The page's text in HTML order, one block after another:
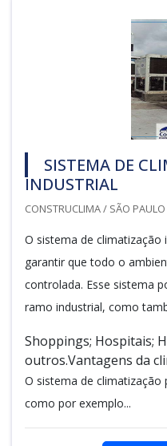
SISTEMA DE
INDUSTRIAL
CONSTRUCLIMA / SÃO PAULO
O sistema de climatização
garantir que todo o
controlada. Esse sistema
ramo industrial, como
Shoppings; Hospitais;
outros.Vantagens da
O sistema de
como por exemplo...